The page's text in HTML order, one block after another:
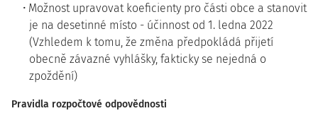
Možnost upravovat koeficienty pro části obce a stanovit
je na desetinné místo - účinnost od 1. ledna 2022
(Vzhledem k tomu, že změna předpokládá přijetí
obecně závazné vyhlášky, fakticky se nejedná o
zpoždění)
Pravidla rozpočtové odpovědnosti